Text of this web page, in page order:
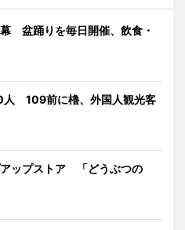
盆踊りを毎日開催、飲食・
人 109前に櫓、外国人観光客
ップストア 「どうぶつの